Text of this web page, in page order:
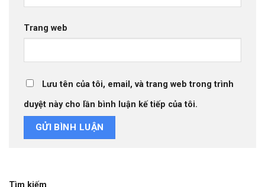
Trang web
Lưu tên của tôi, email, và trang web trong trình
duyệt này cho lần bình luận kế tiếp của tôi.
Tìm kiếm